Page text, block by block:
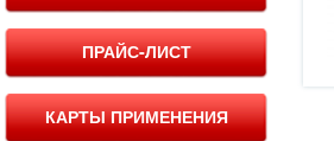
ПРАЙС-ЛИСТ
КАРТЫ ПРИМЕНЕНИЯ